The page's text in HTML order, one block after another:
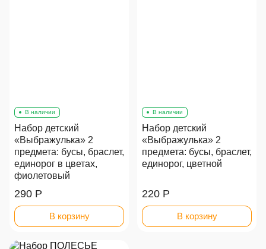
В наличии
Набор детский
«Выбражулька» 2
предмета: бусы, браслет,
единорог в цветах,
фиолетовый
290 Р
В корзину
В наличии
Набор детский
«Выбражулька» 2
предмета: бусы, браслет,
единорог, цветной
220 Р
В корзину